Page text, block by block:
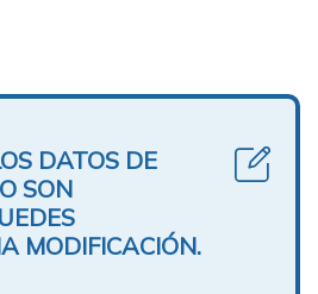
DATOS DE
SON
MODIFICACIÓN.